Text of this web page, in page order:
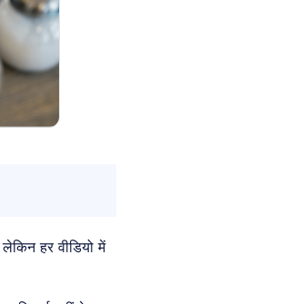
हर वीडियो में